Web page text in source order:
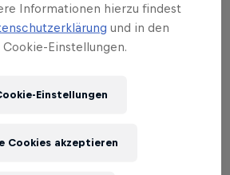
Informationen hierzu findest
und in den
Einstellungen.
Einstellungen
Cookies akzeptieren